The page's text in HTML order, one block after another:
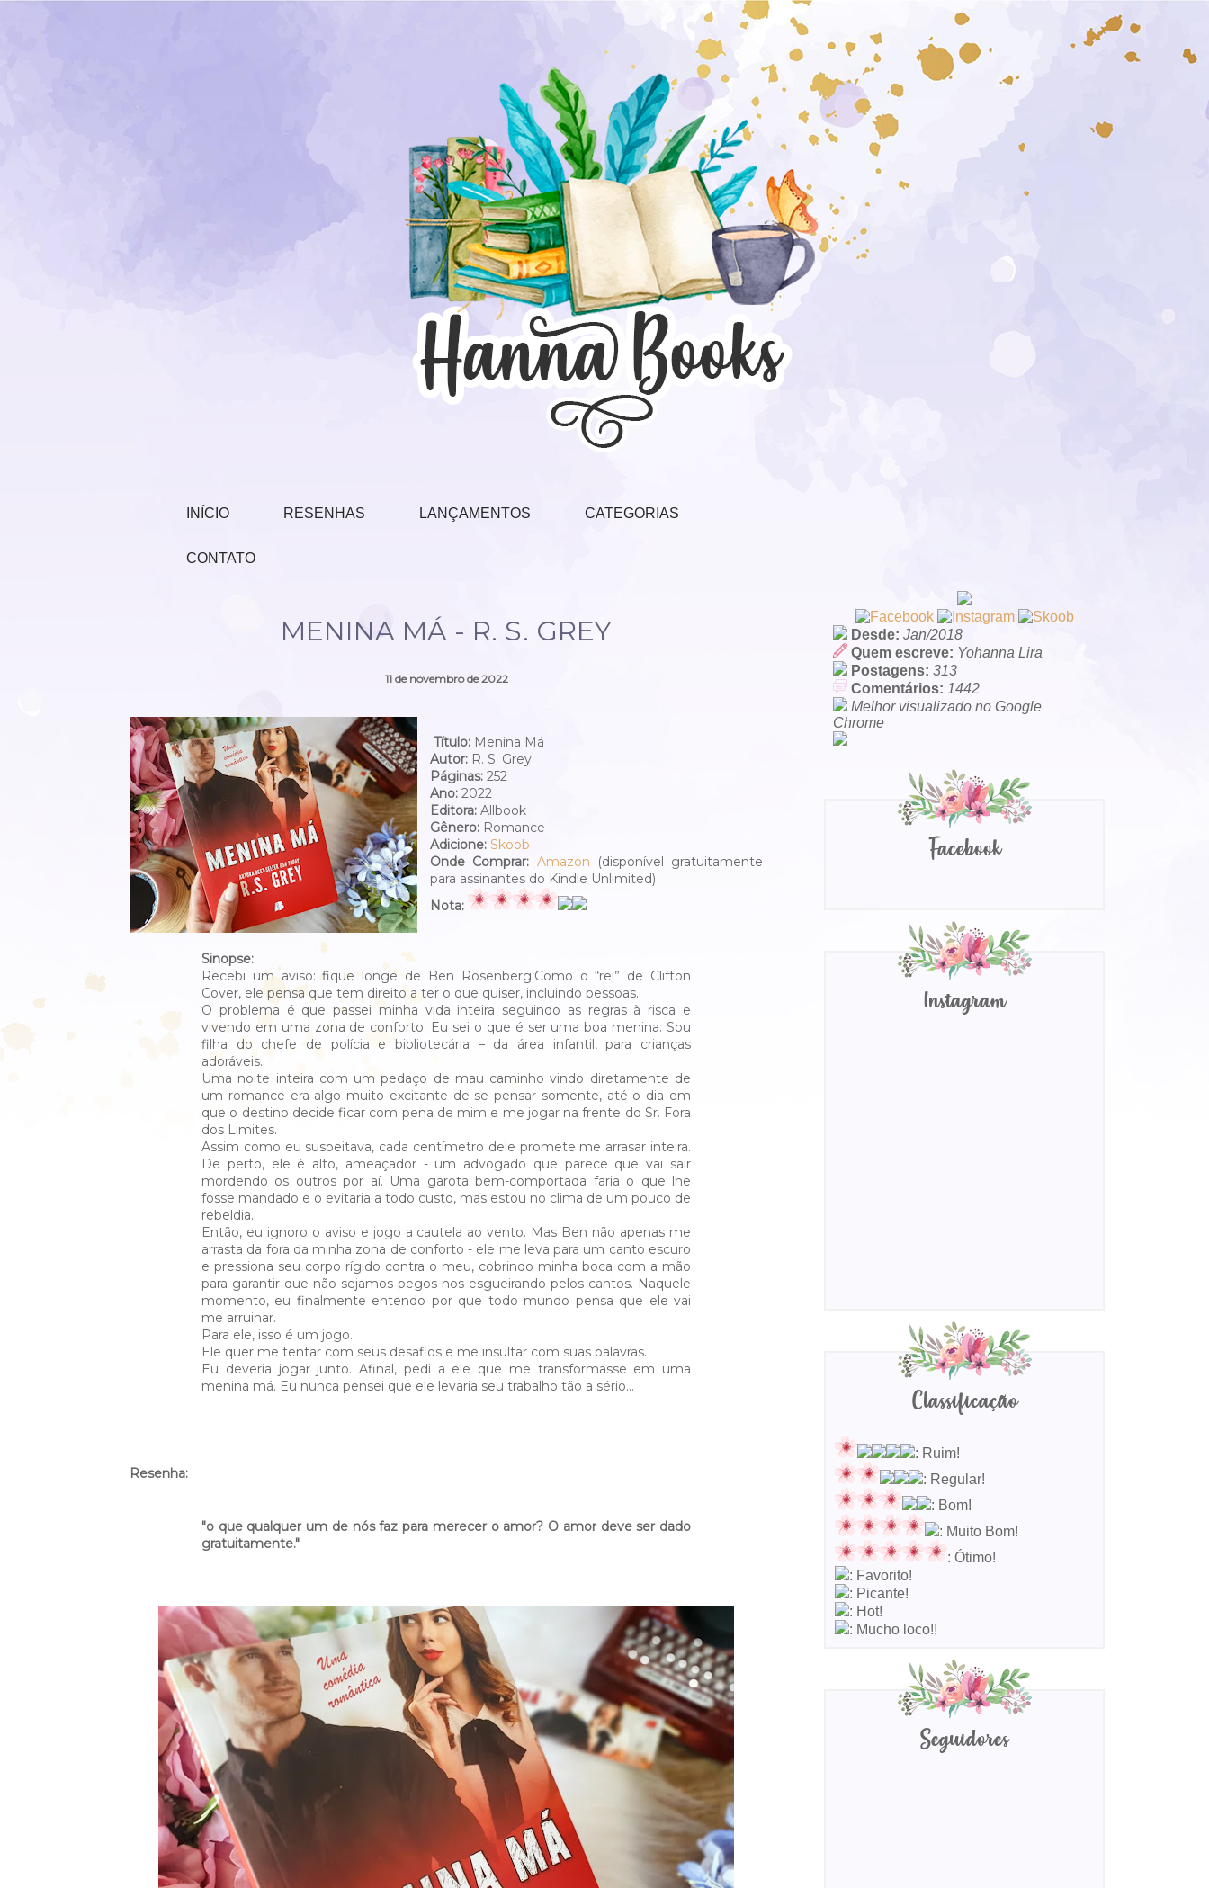
INÍCIO RESENHAS LANÇAMENTOS CATEGORIAS
CONTATO
MENINA MÁ - R. S. GREY
11 de novembro de 2022
Título: Menina Má
Autor: R. S. Grey
Páginas: 252
Ano: 2022
Editora: Allbook
Gênero: Romance
Adicione: Skoob
Onde Comprar: Amazon (disponível gratuitamente
para assinantes do Kindle Unlimited)
Nota:
Sinopse:
Recebi um aviso: fique longe de Ben Rosenberg.Como o “rei” de Clifton
Cover, ele pensa que tem direito a ter o que quiser, incluindo pessoas.
O problema é que passei minha vida inteira seguindo as regras à risca e
vivendo em uma zona de conforto. Eu sei o que é ser uma boa menina. Sou
filha do chefe de polícia e bibliotecária – da área infantil, para crianças
adoráveis.
Uma noite inteira com um pedaço de mau caminho vindo diretamente de
um romance era algo muito excitante de se pensar somente, até o dia em
que o destino decide ficar com pena de mim e me jogar na frente do Sr. Fora
dos Limites.
Assim como eu suspeitava, cada centímetro dele promete me arrasar inteira.
De perto, ele é alto, ameaçador - um advogado que parece que vai sair
mordendo os outros por aí. Uma garota bem-comportada faria o que lhe
fosse mandado e o evitaria a todo custo, mas estou no clima de um pouco de
rebeldia.
Então, eu ignoro o aviso e jogo a cautela ao vento. Mas Ben não apenas me
arrasta da fora da minha zona de conforto - ele me leva para um canto escuro
e pressiona seu corpo rígido contra o meu, cobrindo minha boca com a mão
para garantir que não sejamos pegos nos esgueirando pelos cantos. Naquele
momento, eu finalmente entendo por que todo mundo pensa que ele vai
me arruinar.
Para ele, isso é um jogo.
Ele quer me tentar com seus desafios e me insultar com suas palavras.
Eu deveria jogar junto. Afinal, pedi a ele que me transformasse em uma
menina má. Eu nunca pensei que ele levaria seu trabalho tão a sério...
Resenha:
"o que qualquer um de nós faz para merecer o amor? O amor deve ser dado
gratuitamente." ⁣
Desde: Jan/2018
Quem escreve: Yohanna Lira
Postagens: 313
Comentários: 1442
Melhor visualizado no Google
Chrome
Facebook
Instagram
Classificação
: Ruim!
: Regular!
: Bom!
: Muito Bom!
: Ótimo!
: Favorito!
: Picante!
: Hot!
: Mucho loco!!
Seguidores